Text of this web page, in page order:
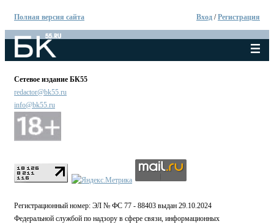
Полная версия сайта Вход /Регистрация
Сетевое издание БК55
redactor@bk55.ru
info@bk55.ru
Регистрационный номер: ЭЛ № ФС 77 - 88403 выдан 29.10.2024
Федеральной службой по надзору в сфере связи, информационных